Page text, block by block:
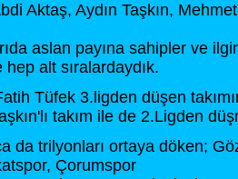
Aktaş, Aydın Taşkın,
aslan payına sahipler ve
alt sıralardaydık.
Tüfek 3.ligden düşen
takım ile de 2.Ligden
da trilyonları ortaya döken;
Çorumspor